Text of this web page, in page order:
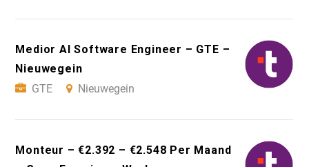
Medior AI Software Engineer – GTE –
Nieuwegein
GTE
Nieuwegein
Monteur – €2.392 – €2.548 Per Maand